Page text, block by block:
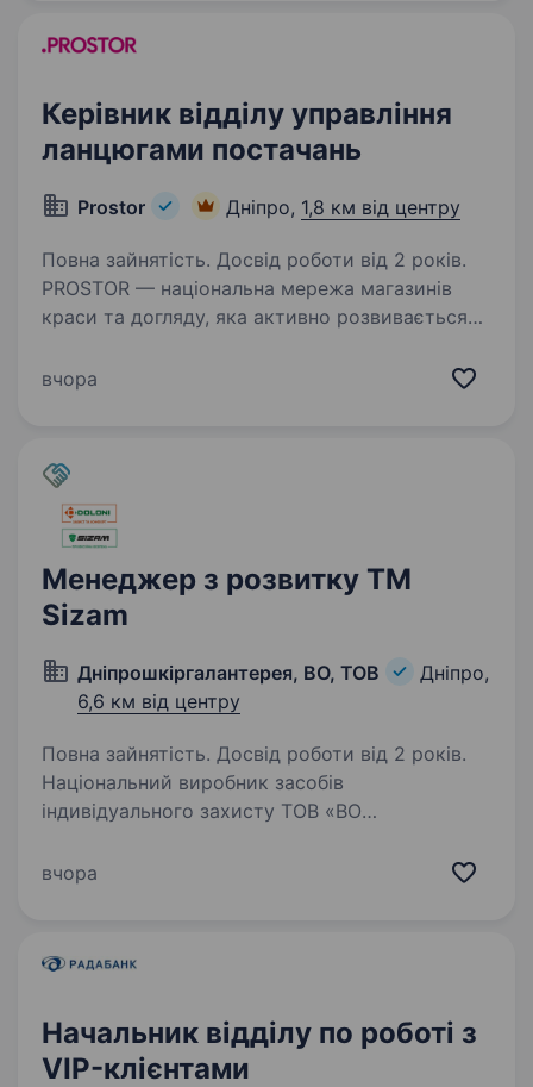
Керівник відділу управління
ланцюгами постачань
Prostor Дніпро, 1,8 км від центру
Повна зайнятість. Досвід роботи від 2 років.
PROSTOR — національна мережа магазинів
краси та догляду, яка активно розвивається
відділу управління ланцюгами постачань.
вчора
Менеджер з розвитку ТМ
Sizam
Дніпрошкіргалантерея, ВО, ТОВ
Дніпро,
6,6 км від центру
Повна зайнятість. Досвід роботи від 2 років.
Національний виробник засобів
індивідуального захисту ТОВ «ВО
до команди Менеджера з розвитку ТМ
відрядження…
вчора
Начальник відділу по роботі з
VIP-клієнтами